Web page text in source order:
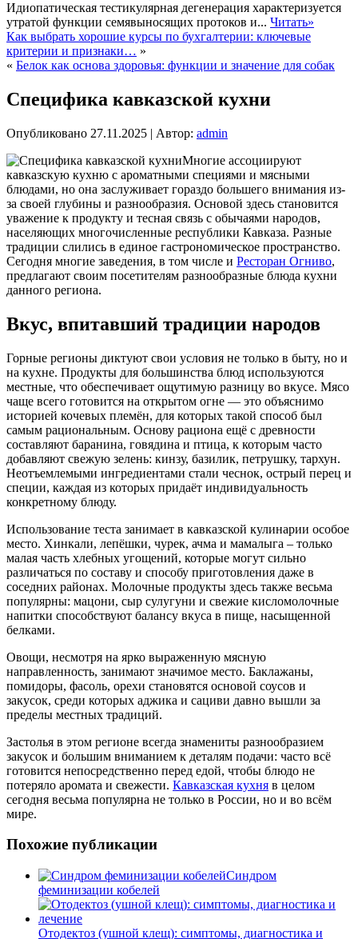
Идиопатическая тестикулярная дегенерация характеризуется
утратой функции семявыносящих протоков и... Читать»
Как выбрать хорошие курсы по бухгалтерии: ключевые
критерии и признаки… »
« Белок как основа здоровья: функции и значение для собак
Специфика кавказской кухни
Опубликовано 27.11.2025 | Автор: admin
Многие ассоциируют
кавказскую кухню с ароматными специями и мясными
блюдами, но она заслуживает гораздо большего внимания из-
за своей глубины и разнообразия. Основой здесь становится
уважение к продукту и тесная связь с обычаями народов,
населяющих многочисленные республики Кавказа. Разные
традиции слились в единое гастрономическое пространство.
Сегодня многие заведения, в том числе и Ресторан Огниво,
предлагают своим посетителям разнообразные блюда кухни
данного региона.
Вкус, впитавший традиции народов
Горные регионы диктуют свои условия не только в быту, но и
на кухне. Продукты для большинства блюд используются
местные, что обеспечивает ощутимую разницу во вкусе. Мясо
чаще всего готовится на открытом огне — это объяснимо
историей кочевых племён, для которых такой способ был
самым рациональным. Основу рациона ещё с древности
составляют баранина, говядина и птица, к которым часто
добавляют свежую зелень: кинзу, базилик, петрушку, тархун.
Неотъемлемыми ингредиентами стали чеснок, острый перец и
специи, каждая из которых придаёт индивидуальность
конкретному блюду.
Использование теста занимает в кавказской кулинарии особое
место. Хинкали, лепёшки, чурек, ачма и мамалыга – только
малая часть хлебных угощений, которые могут сильно
различаться по составу и способу приготовления даже в
соседних районах. Молочные продукты здесь также весьма
популярны: мацони, сыр сулугуни и свежие кисломолочные
напитки способствуют балансу вкуса в пище, насыщенной
белками.
Овощи, несмотря на ярко выраженную мясную
направленность, занимают значимое место. Баклажаны,
помидоры, фасоль, орехи становятся основой соусов и
закусок, среди которых аджика и сациви давно вышли за
пределы местных традиций.
Застолья в этом регионе всегда знамениты разнообразием
закусок и большим вниманием к деталям подачи: часто всё
готовится непосредственно перед едой, чтобы блюдо не
потеряло аромата и свежести. Кавказская кухня в целом
сегодня весьма популярна не только в России, но и во всём
мире.
Похожие публикации
Синдром
феминизации кобелей
Отодектоз (ушной клещ): симптомы, диагностика и